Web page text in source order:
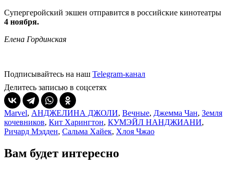
Супергеройский экшен отправится в российские кинотеатры
4 ноября.
Елена Гординская
Подписывайтесь на наш Telegram-канал
Делитесь записью в соцсетях
Marvel, АНДЖЕЛИНА ДЖОЛИ, Вечные, Джемма Чан, Земля
кочевников, Кит Харингтон, КУМЭЙЛ НАНДЖИАНИ,
Ричард Мэдден, Сальма Хайек, Хлоя Чжао
Вам будет интересно